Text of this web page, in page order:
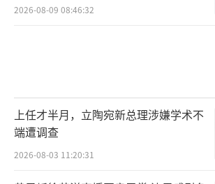
2026-08-09 08:46:32
上任才半月，立陶宛新总理涉嫌学术不
端遭调查
2026-08-03 11:20:31